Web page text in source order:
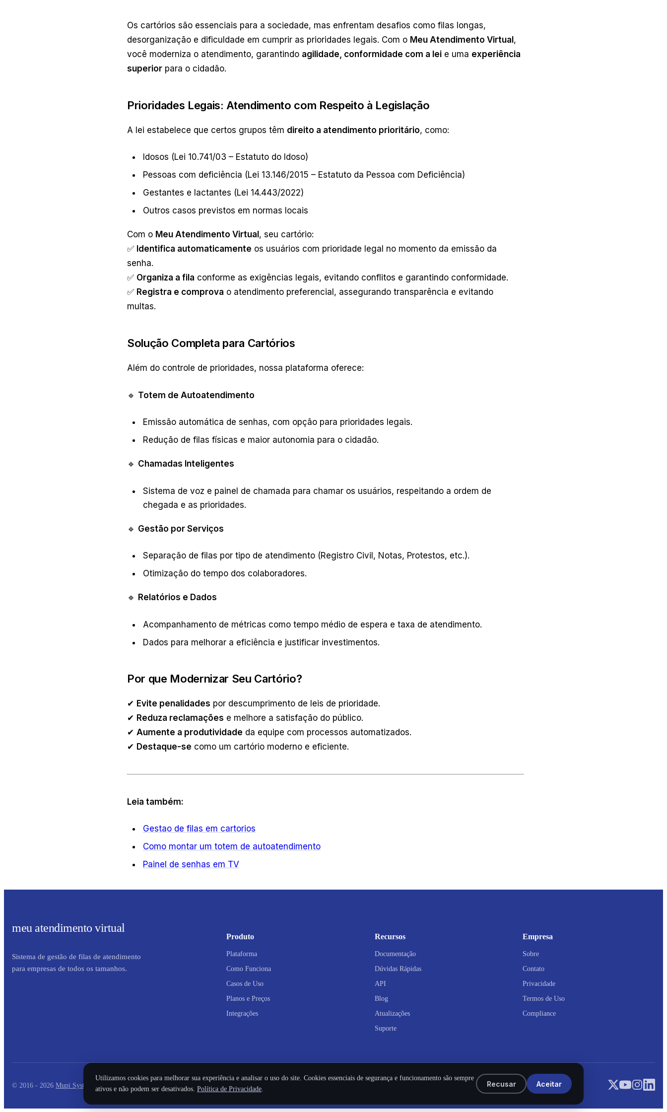
Os cartórios são essenciais para a sociedade, mas enfrentam desafios como filas longas,
desorganização e dificuldade em cumprir as prioridades legais. Com o Meu Atendimento Virtual,
você moderniza o atendimento, garantindo agilidade, conformidade com a lei e uma experiência
superior para o cidadão.
Prioridades Legais: Atendimento com Respeito à Legislação
A lei estabelece que certos grupos têm direito a atendimento prioritário, como:
Idosos (Lei 10.741/03 – Estatuto do Idoso)
Pessoas com deficiência (Lei 13.146/2015 – Estatuto da Pessoa com Deficiência)
Gestantes e lactantes (Lei 14.443/2022)
Outros casos previstos em normas locais
Com o Meu Atendimento Virtual , seu cartório:
✅ Identifica automaticamente os usuários com prioridade legal no momento da emissão da
senha.
✅ Organiza a fila conforme as exigências legais, evitando conflitos e garantindo conformidade.
✅ Registra e comprova o atendimento preferencial, assegurando transparência e evitando
multas.
Solução Completa para Cartórios
Além do controle de prioridades, nossa plataforma oferece:
🔹 Totem de Autoatendimento
Emissão automática de senhas, com opção para prioridades legais.
Redução de filas físicas e maior autonomia para o cidadão.
🔹 Chamadas Inteligentes
Sistema de voz e painel de chamada para chamar os usuários, respeitando a ordem de
chegada e as prioridades.
🔹 Gestão por Serviços
Separação de filas por tipo de atendimento (Registro Civil, Notas, Protestos, etc.).
Otimização do tempo dos colaboradores.
🔹 Relatórios e Dados
Acompanhamento de métricas como tempo médio de espera e taxa de atendimento.
Dados para melhorar a eficiência e justificar investimentos.
Por que Modernizar Seu Cartório?
✔ Evite penalidades por descumprimento de leis de prioridade.
✔ Reduza reclamações e melhore a satisfação do público.
✔ Aumente a produtividade da equipe com processos automatizados.
✔ Destaque-se como um cartório moderno e eficiente.
Leia também:
Gestao de filas em cartorios
Como montar um totem de autoatendimento
Painel de senhas em TV
meu atendimento virtual
Sistema de gestão de filas de atendimento
para empresas de todos os tamanhos.
Produto
Plataforma
Como Funciona
Casos de Uso
Planos e Preços
Integrações
Recursos
Documentação
Dúvidas Rápidas
API
Blog
Atualizações
Suporte
Empresa
Sobre
Contato
Privacidade
Termos de Uso
Compliance
© 2016 - 2026 Mupi Systems . Todos os direitos reservados.
Utilizamos cookies para melhorar sua experiência e analisar o uso do site. Cookies essenciais de segurança e funcionamento são sempre
ativos e não podem ser desativados. Política de Privacidade.
Recusar Aceitar